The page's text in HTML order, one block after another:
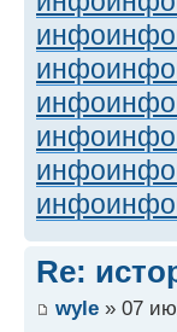
инфоинфо
инфоинфо
инфоинфо
инфоинфо
инфоинфо
инфоинфо
Re:
wyle » 07